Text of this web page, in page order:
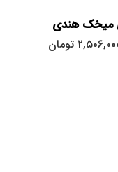
میخک هندی
تومان